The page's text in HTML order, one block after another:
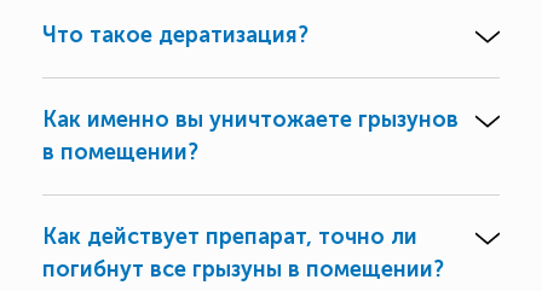
Что такое дератизация?
Как именно вы уничтожаете грызунов
в помещении?
Как действует препарат, точно ли
погибнут все грызуны в помещении?